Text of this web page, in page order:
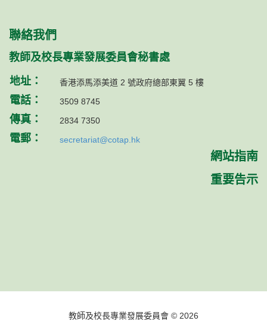
聯絡我們
教師及校長專業發展委員會秘書處
地址：
香港添馬添美道 2 號政府總部東翼 5 樓
電話： 3509 8745
傳真： 2834 7350
電郵： secretariat@cotap.hk
網站指南
重要告示
教師及校長專業發展委員會 © 2026